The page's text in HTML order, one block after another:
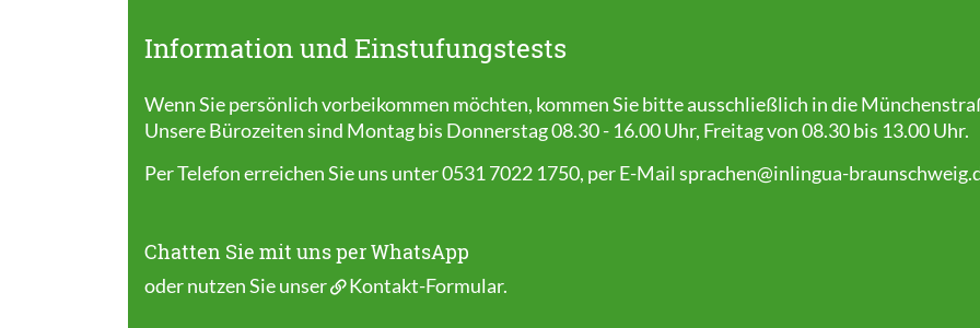
Information und Einstufungstests
Wenn Sie persönlich vorbeikommen möchten, kommen Sie bitte ausschließlich in die
Unsere Bürozeiten sind Montag bis Donnerstag 08.30 - 16.00 Uhr, Freitag von 08.30 bis 13.00 Uhr.
Per Telefon erreichen Sie uns unter 0531 7022 1750, per E-Mail sprachen@inlingua-
Chatten Sie mit uns per WhatsApp
oder nutzen Sie unser Kontakt-Formular.